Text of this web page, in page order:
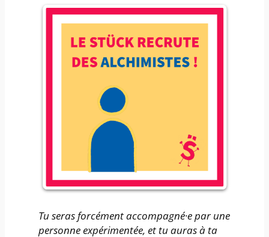
Tu seras forcément accompagné·e par une
personne expérimentée, et tu auras à ta